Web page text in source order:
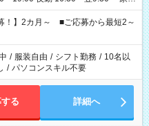
を持って夕飯の準備がしたい」
」 など、ご希望を教えてください
間。 合計で週40時間を超える場
！】2カ月～ ■ご応募から最短2～
/ 服装自由 / シフト勤務 / 10名以
/ パソコンスキル不要
る 詳細へ